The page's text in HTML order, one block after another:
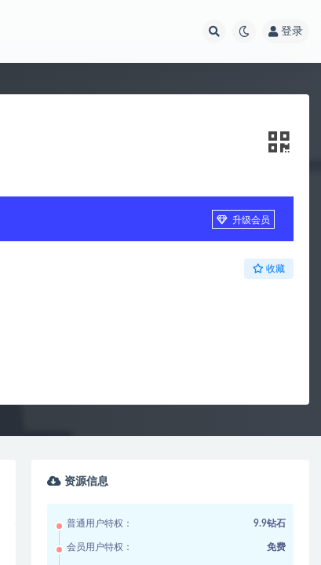
登录
升级会员
收藏
资源信息
普通用户特权： 9.9钻石
会员用户特权： 免费